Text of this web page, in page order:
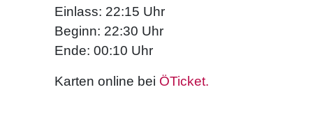
Einlass: 22:15 Uhr
Beginn: 22:30 Uhr
Ende: 00:10 Uhr
Karten online bei ÖTicket.